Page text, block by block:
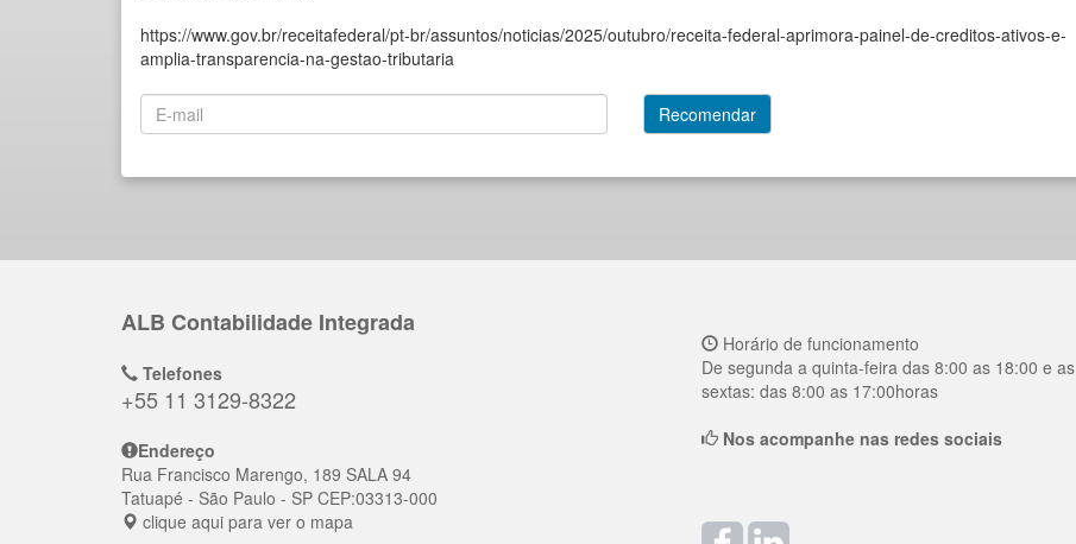
https://www.gov.br/receitafederal/pt-br/assuntos/noticias/2025/outubro/receita-federal-aprimora-painel-de-creditos-ativos-e-
amplia-transparencia-na-gestao-tributaria
ALB Contabilidade Integrada
Telefones
+55 11 3129-8322
Endereço
Rua Francisco Marengo, 189 SALA 94
Tatuapé - São Paulo - SP CEP:03313-000
clique aqui para ver o mapa
Horário de funcionamento
De segunda a quinta-feira das 8:00 as 18:00 e as
sextas: das 8:00 as 17:00horas
Nos acompanhe nas redes sociais